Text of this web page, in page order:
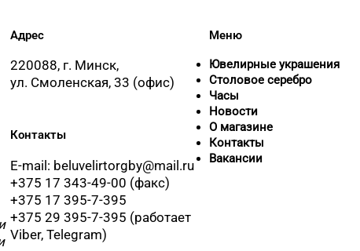
Адрес
220088, г. Минск,
ул. Смоленская, 33 (офис)
Контакты
E-mail: beluvelirtorgby@mail.ru
+375 17 343-49-00 (факс)
+375 17 395-7-395
+375 29 395-7-395 (работает
Viber, Telegram)
Меню
Ювелирные украшения
Столовое серебро
Часы
Новости
О магазине
Контакты
Вакансии